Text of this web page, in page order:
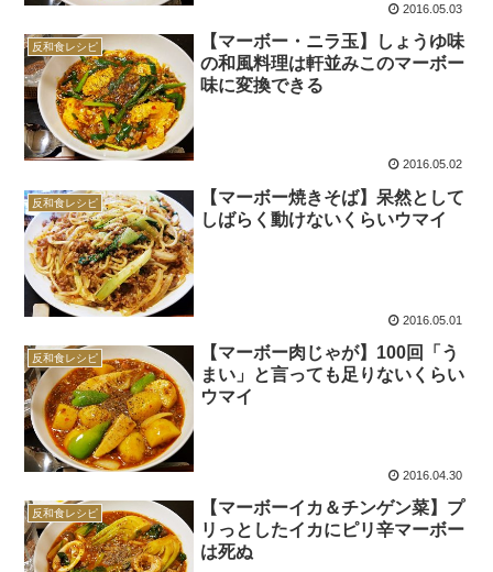
2016.05.03
反和食レシピ
【マーボー・ニラ玉】しょうゆ味
の和風料理は軒並みこのマーボー
味に変換できる
2016.05.02
反和食レシピ
【マーボー焼きそば】呆然として
しばらく動けないくらいウマイ
2016.05.01
反和食レシピ
【マーボー肉じゃが】100回「う
まい」と言っても足りないくらい
ウマイ
2016.04.30
反和食レシピ
【マーボーイカ＆チンゲン菜】プ
リっとしたイカにピリ辛マーボー
は死ぬ